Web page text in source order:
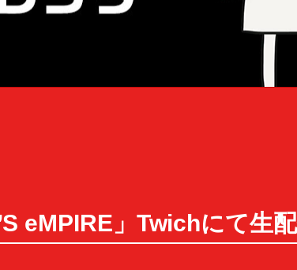
eMPIRE」Twichにて生配